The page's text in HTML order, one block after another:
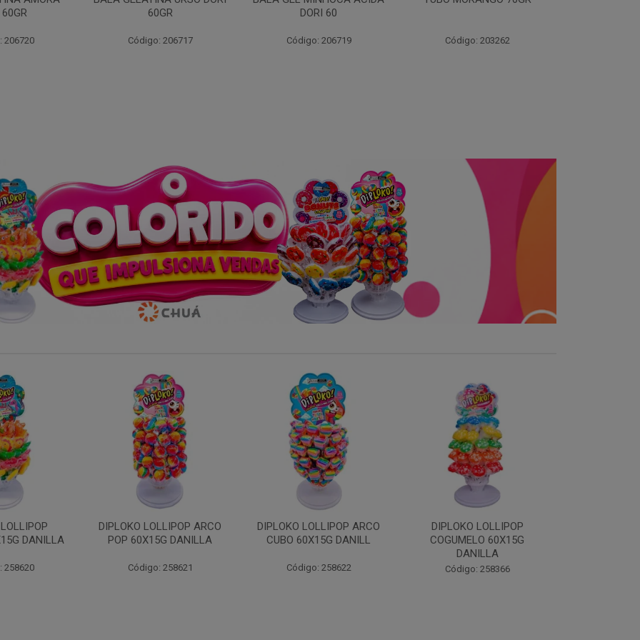
206720
60GR
Código: 206717
DORI 60
Código: 206719 Código: 203262
DIPLOKO LOLLIPOP ARCO
POP 60X15G DANILLA
Código: 258621
DIPLOKO LOLLIPOP ARCO
CUBO 60X15G DANILL
Código: 258622
DIPLOKO LOLLIPOP
COGUMELO 60X15G
DANILLA
Código: 258366